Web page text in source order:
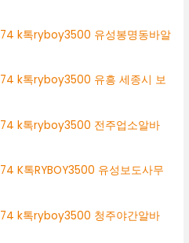
k톡ryboy3500 유성봉명동바알
k톡ryboy3500 유흥 세종시 보
k톡ryboy3500 전주업소알바
K톡RYBOY3500 유성보도사무
k톡ryboy3500 청주야간알바